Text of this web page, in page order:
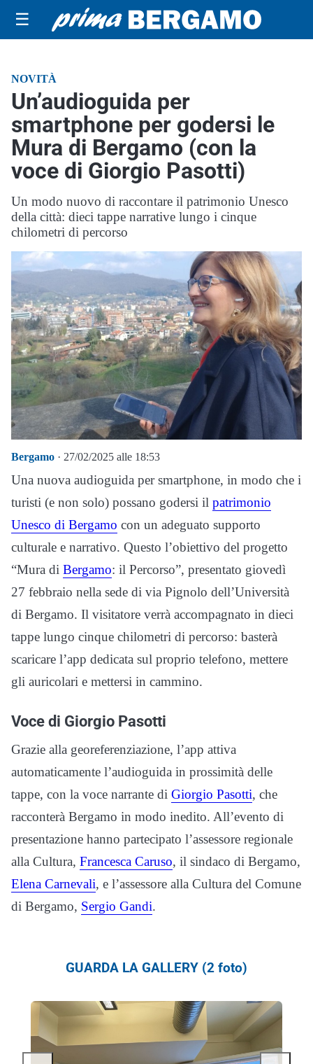
☰
NOVITÀ
Un’audioguida per
smartphone per godersi le
Mura di Bergamo (con la
voce di Giorgio Pasotti)
Un modo nuovo di raccontare il patrimonio Unesco
della città: dieci tappe narrative lungo i cinque
chilometri di percorso
Bergamo · 27/02/2025 alle 18:53
Una nuova audioguida per smartphone, in modo che i
turisti (e non solo) possano godersi il patrimonio
Unesco di Bergamo con un adeguato supporto
culturale e narrativo. Questo l’obiettivo del progetto
“Mura di Bergamo: il Percorso”, presentato giovedì
27 febbraio nella sede di via Pignolo dell’Università
di Bergamo. Il visitatore verrà accompagnato in dieci
tappe lungo cinque chilometri di percorso: basterà
scaricare l’app dedicata sul proprio telefono, mettere
gli auricolari e mettersi in cammino.
Voce di Giorgio Pasotti
Grazie alla georeferenziazione, l’app attiva
automaticamente l’audioguida in prossimità delle
tappe, con la voce narrante di Giorgio Pasotti, che
racconterà Bergamo in modo inedito. All’evento di
presentazione hanno partecipato l’assessore regionale
alla Cultura, Francesca Caruso, il sindaco di Bergamo,
Elena Carnevali, e l’assessore alla Cultura del Comune
di Bergamo, Sergio Gandi.
GUARDA LA GALLERY (2 foto)